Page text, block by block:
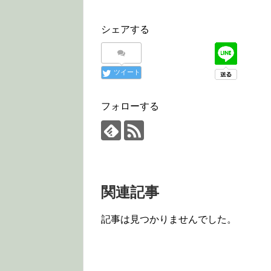
シェアする
ツイート
フォローする
関連記事
記事は見つかりませんでした。